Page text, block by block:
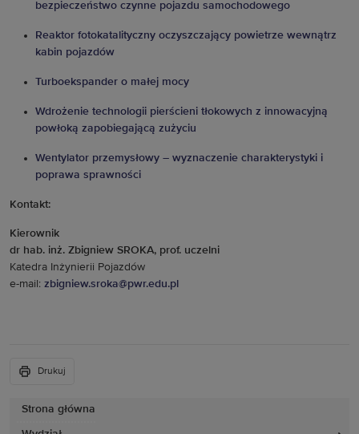
Strona główna
bezpieczeństwo czynne pojazdu samochodowego
Reaktor fotokatalityczny oczyszczający powietrze wewnątrz
kabin pojazdów
Turboekspander o małej mocy
Wdrożenie technologii pierścieni tłokowych z innowacyjną
powłoką zapobiegającą zużyciu
Wentylator przemysłowy – wyznaczenie charakterystyki i
poprawa sprawności
Kontakt:
Kierownik
dr hab. inż. Zbigniew SROKA, prof. uczelni
Katedra Inżynierii Pojazdów
e-mail: zbigniew.sroka@pwr.edu.pl
Drukuj